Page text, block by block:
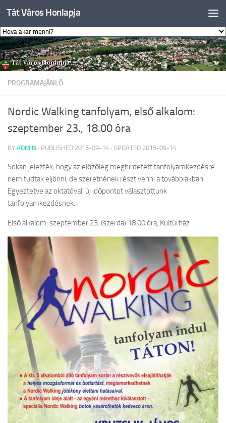
Skip to content
Tát Város Honlapja
PROGRAMAJÁNLÓ
Nordic Walking tanfolyam, első alkalom:
szeptember 23., 18.00 óra
BY ADMIN · PUBLISHED 2015-09-14 · UPDATED 2015-09-14
Sokan jelezték, hogy az előzőleg meghirdetett tanfolyamkezdésre
nem tudtak eljönni, de szeretnének részt venni a továbbiakban.
Egyeztetve az oktatóval, új időpontot választottunk
tanfolyamkezdésnek.
Első alkalom: szeptember 23. (szerda) 18.00 óra, Kultúrház